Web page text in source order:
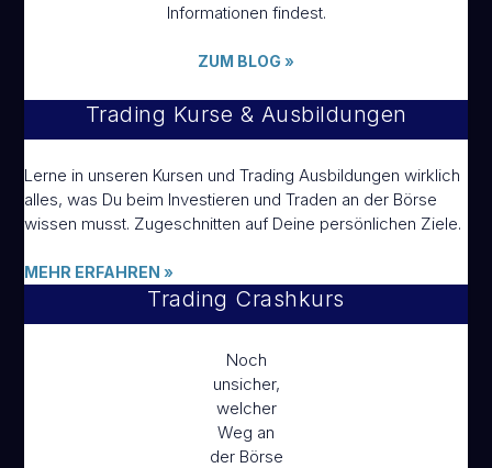
Informationen findest.
ZUM BLOG »
Trading Kurse & Ausbildungen
Lerne in unseren Kursen und Trading Ausbildungen wirklich
alles, was Du beim Investieren und Traden an der Börse
wissen musst. Zugeschnitten auf Deine persönlichen Ziele.
MEHR ERFAHREN»
Trading Crashkurs
Noch
unsicher,
welcher
Weg an
der Börse